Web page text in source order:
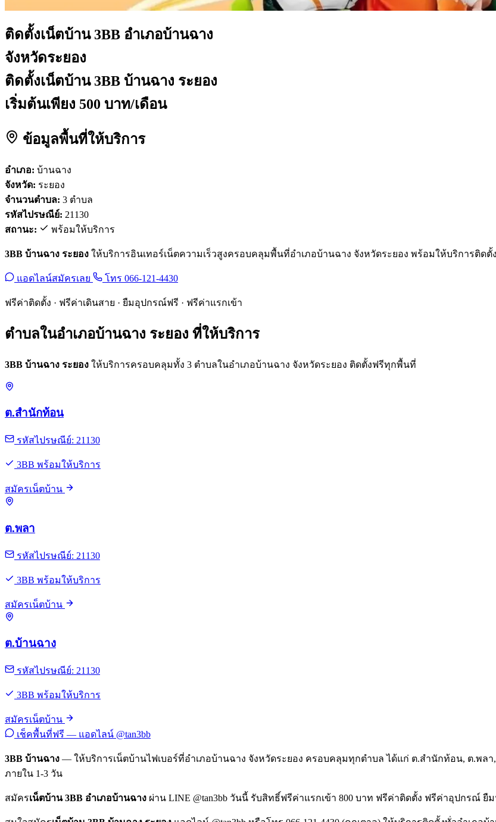
ติดตั้งเน็ตบ้าน 3BB อำเภอบ้านฉาง
จังหวัดระยอง
ติดตั้งเน็ตบ้าน 3BB บ้านฉาง ระยอง
เริ่มต้นเพียง 500 บาท/เดือน
ข้อมูลพื้นที่ให้บริการ
อำเภอ: บ้านฉาง
จังหวัด: ระยอง
จำนวนตำบล: 3 ตำบล
รหัสไปรษณีย์: 21130
สถานะ:
พร้อมให้บริการ
3BB บ้านฉาง ระยอง ให้บริการอินเทอร์เน็ตความเร็วสูงครอบคลุมพื้นที่อำเภอบ้านฉาง จังหวัดระยอง พร้อมให้บริการติดตั้
แอดไลน์สมัครเลย โทร 066-121-4430
ฟรีค่าติดตั้ง · ฟรีค่าเดินสาย · ยืมอุปกรณ์ฟรี · ฟรีค่าแรกเข้า
ตำบลในอำเภอบ้านฉาง ระยอง ที่ให้บริการ
3BB บ้านฉาง ระยอง ให้บริการครอบคลุมทั้ง 3 ตำบลในอำเภอบ้านฉาง จังหวัดระยอง ติดตั้งฟรีทุกพื้นที่
ต.สำนักท้อน
รหัสไปรษณีย์: 21130
3BB พร้อมให้บริการ
สมัครเน็ตบ้าน
ต.พลา
รหัสไปรษณีย์: 21130
3BB พร้อมให้บริการ
สมัครเน็ตบ้าน
ต.บ้านฉาง
รหัสไปรษณีย์: 21130
3BB พร้อมให้บริการ
สมัครเน็ตบ้าน
เช็คพื้นที่ฟรี — แอดไลน์ @tan3bb
3BB บ้านฉาง — ให้บริการเน็ตบ้านไฟเบอร์ที่อำเภอบ้านฉาง จังหวัดระยอง ครอบคลุมทุกตำบล ได้แก่ ต.สำนักท้อน, ต.พล
ภายใน 1-3 วัน
สมัครเน็ตบ้าน 3BB อำเภอบ้านฉาง ผ่าน LINE @tan3bb วันนี้ รับสิทธิ์ฟรีค่าแรกเข้า 800 บาท ฟรีค่าติดตั้ง ฟรีค่าอุปกรณ์ ยื